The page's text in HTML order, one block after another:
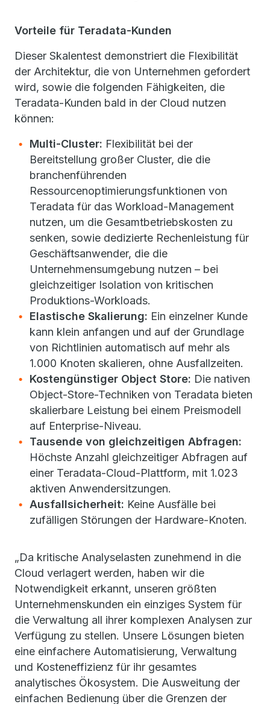
Vorteile für Teradata-Kunden
Dieser Skalentest demonstriert die Flexibilität
der Architektur, die von Unternehmen gefordert
wird, sowie die folgenden Fähigkeiten, die
Teradata-Kunden bald in der Cloud nutzen
können:
Multi-Cluster: Flexibilität bei der
Bereitstellung großer Cluster, die die
branchenführenden
Ressourcenoptimierungsfunktionen von
Teradata für das Workload-Management
nutzen, um die Gesamtbetriebskosten zu
senken, sowie dedizierte Rechenleistung für
Geschäftsanwender, die die
Unternehmensumgebung nutzen – bei
gleichzeitiger Isolation von kritischen
Produktions-Workloads.
Elastische Skalierung: Ein einzelner Kunde
kann klein anfangen und auf der Grundlage
von Richtlinien automatisch auf mehr als
1.000 Knoten skalieren, ohne Ausfallzeiten.
Kostengünstiger Object Store: Die nativen
Object-Store-Techniken von Teradata bieten
skalierbare Leistung bei einem Preismodell
auf Enterprise-Niveau.
Tausende von gleichzeitigen Abfragen:
Höchste Anzahl gleichzeitiger Abfragen auf
einer Teradata-Cloud-Plattform, mit 1.023
aktiven Anwendersitzungen.
Ausfallsicherheit: Keine Ausfälle bei
zufälligen Störungen der Hardware-Knoten.
„Da kritische Analyselasten zunehmend in die
Cloud verlagert werden, haben wir die
Notwendigkeit erkannt, unseren größten
Unternehmenskunden ein einziges System für
die Verwaltung all ihrer komplexen Analysen zur
Verfügung zu stellen. Unsere Lösungen bieten
eine einfachere Automatisierung, Verwaltung
und Kosteneffizienz für ihr gesamtes
analytisches Ökosystem. Die Ausweitung der
einfachen Bedienung über die Grenzen der